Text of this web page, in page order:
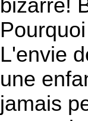
bizarre!
L'envie
une
jamais